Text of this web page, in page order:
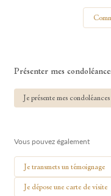
Votre prénom
Votre nom
Présenter mes
Je présente mes condoléances
Vous pouvez également
Je transmets un témoignage
Je dépose une carte de visite